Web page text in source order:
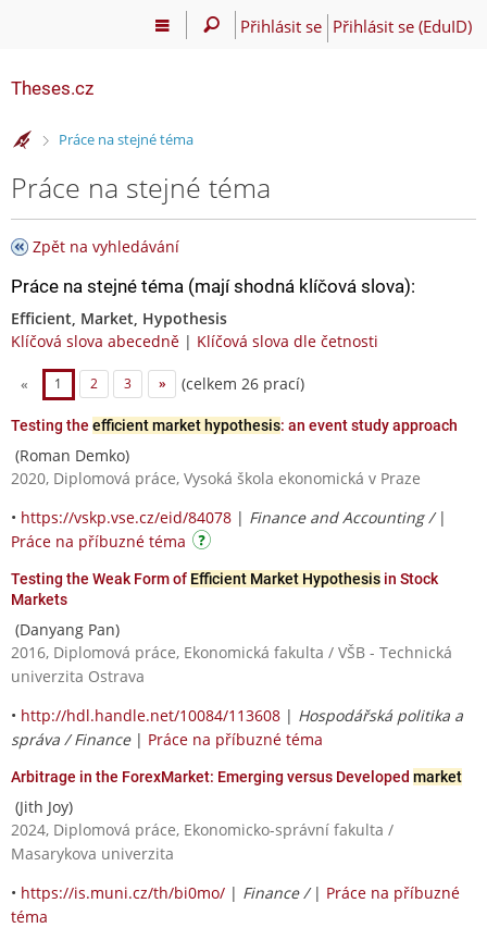
Přihlásit se Přihlásit se (EduID)
Theses.cz
>Práce na stejné téma
Práce na stejné téma
Zpět na vyhledávání
Práce na stejné téma (mají shodná klíčová slova):
Efficient, Market, Hypothesis
Klíčová slova abecedně | Klíčová slova dle četnosti
« 1 2 3 » (celkem 26 prací)
Testing the efficient market hypothesis: an event study approach
(Roman Demko)
2020, Diplomová práce, Vysoká škola ekonomická v Praze
• https://vskp.vse.cz/eid/84078 | Finance and Accounting / |
Práce na příbuzné téma
Testing the Weak Form of Efficient Market Hypothesis in Stock
Markets
(Danyang Pan)
2016, Diplomová práce, Ekonomická fakulta / VŠB - Technická
univerzita Ostrava
• http://hdl.handle.net/10084/113608 | Hospodářská politika a
správa / Finance| Práce na příbuzné téma
Arbitrage in the ForexMarket: Emerging versus Developed market
(Jith Joy)
2024, Diplomová práce, Ekonomicko-správní fakulta /
Masarykova univerzita
• https://is.muni.cz/th/bi0mo/ | Finance / | Práce na příbuzné
téma